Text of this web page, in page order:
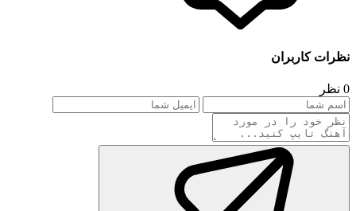
نظرات کاربران
0 نظر